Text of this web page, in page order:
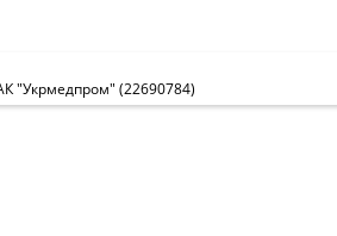
"Укрмедпром" (22690784)